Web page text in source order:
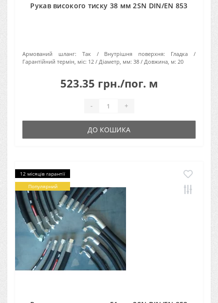
Рукав високого тиску 38 мм 2SN DIN/EN 853
Армований шланг: Так Внутрішня поверхня:
Гладка
Гарантійний термін, міс: 12 Діаметр, мм: 38 Довжина, м: 20
523.35 грн./пог. м
- +
ДО КОШИКА
12 місяців гарантії
Популярний